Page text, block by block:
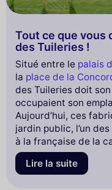
Tout ce que vous
des Tuileries !
Situé entre le palais
la place de la
des Tuileries doit
occupaient son
Aujourd’hui, ces
jardin public, l’un
à la française de la
17ème siècle.
Lire la suite